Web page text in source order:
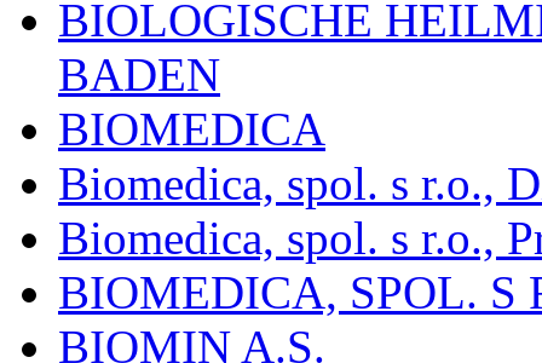
BIOLOGISCHE
BADEN
BIOMEDICA
Biomedica, spol. s r.o.,
Biomedica, spol. s r.o.,
BIOMEDICA, SPOL. S
BIOMIN A.S.